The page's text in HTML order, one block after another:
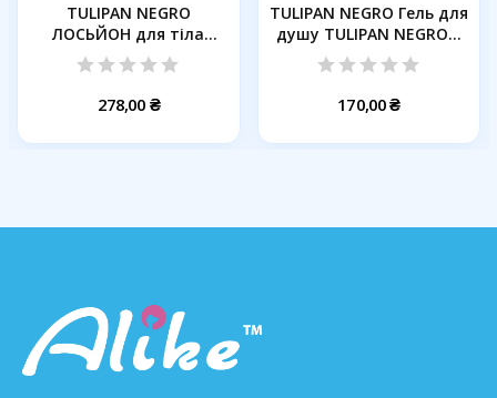
TULIPAN NEGRO
ЛОСЬЙОН для тіла
БАВОВНЯНА ХМАРА,...
278,00 ₴
TULIPAN NEGRO Гель для
душу TULIPAN NEGRO...
170,00 ₴